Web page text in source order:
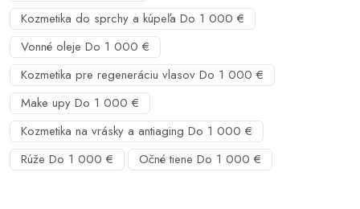
Kozmetika do sprchy a kúpeľa Do 1 000 €
Vonné oleje Do 1 000 €
Kozmetika pre regeneráciu vlasov Do 1 000 €
Make upy Do 1 000 €
Kozmetika na vrásky a antiaging Do 1 000 €
Rúže Do 1 000 €
Očné tiene Do 1 000 €